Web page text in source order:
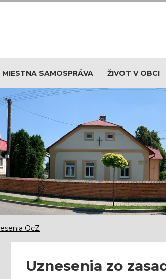
MIESTNA SAMOSPRÁVA ŽIVOT V OBCI
OcZ
Uznesenia zo